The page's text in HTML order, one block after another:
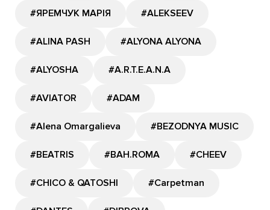
#ЯРЕМЧУК МАРІЯ #ALEKSEEV
#ALINA PASH #ALYONA ALYONA
#ALYOSHA #A.R.T.E.A.N.A
#AVIATOR #ADAM
#Alena Omargalieva #BEZODNYA MUSIC
#BEATRIS #BAH.ROMA #CHEEV
#CHICO & QATOSHI #Carpetman